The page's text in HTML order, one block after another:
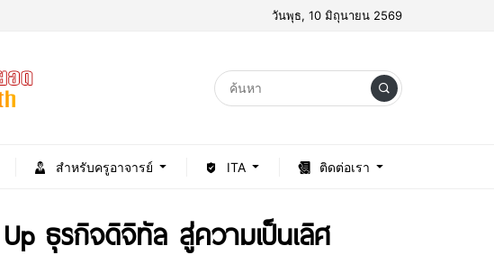
วันพุธ, 10 มิถุนายน 2569
สำหรับครูอาจารย์ ITA ติดต่อเรา
ธุรกิจดิจิทัล สู่ความเป็นเลิศ